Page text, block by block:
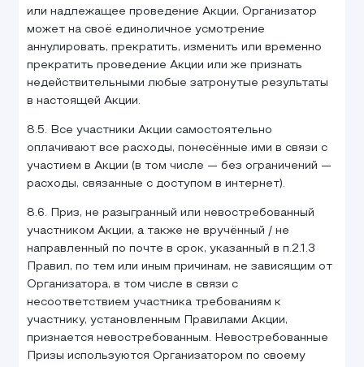
или надлежащее проведение Акции, Организатор
может на своё единоличное усмотрение
аннулировать, прекратить, изменить или временно
прекратить проведение Акции или же признать
недействительными любые затронутые результаты
в настоящей Акции.
8.5. Все участники Акции самостоятельно
оплачивают все расходы, понесённые ими в связи с
участием в Акции (в том числе — без ограничений —
расходы, связанные с доступом в интернет).
8.6. Приз, не разыгранный или невостребованный
участником Акции, а также не вручённый / не
направленный по почте в срок, указанный в п.2.1.3
Правил, по тем или иным причинам, не зависящим от
Организатора, в том числе в связи с
несоответствием участника требованиям к
участнику, установленным Правилами Акции,
признается невостребованным. Невостребованные
Призы используются Организатором по своему